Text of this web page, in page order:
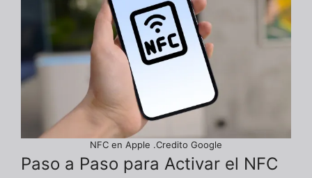
NFC en Apple .Credito Google
Paso a Paso para Activar el NFC